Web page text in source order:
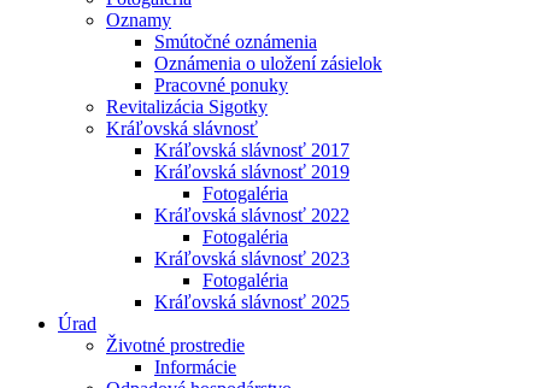
Oznamy
Smútočné oznámenia
Oznámenia o uložení zásielok
Pracovné ponuky
Revitalizácia Sigotky
Kráľovská slávnosť
Kráľovská slávnosť 2017
Kráľovská slávnosť 2019
Fotogaléria
Kráľovská slávnosť 2022
Fotogaléria
Kráľovská slávnosť 2023
Fotogaléria
Kráľovská slávnosť 2025
Úrad
Životné prostredie
Informácie